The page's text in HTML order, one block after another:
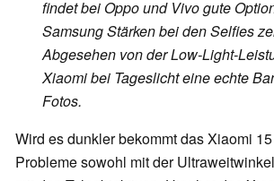
findet bei Oppo und Vivo gute
Samsung Stärken bei den Selfies
Abgesehen von der Low-Light-
Xiaomi bei Tageslicht eine echte
Fotos.
Wird es dunkler bekommt das Xiaomi
Probleme sowohl mit der